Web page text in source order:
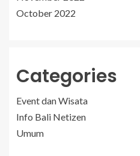
October 2022
Categories
Event dan Wisata
Info Bali Netizen
Umum